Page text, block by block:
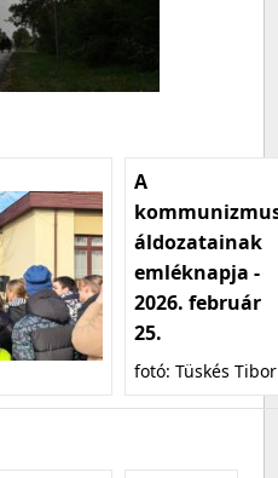
A
áldozatainak
emléknapja -
2026. február
25.
fotó: Tüskés Tibor